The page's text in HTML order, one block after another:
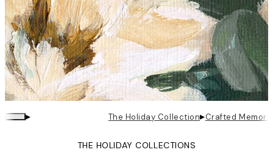
▸ The Holiday Collection▸Crafted
THE HOLIDAY COLLECTIONS